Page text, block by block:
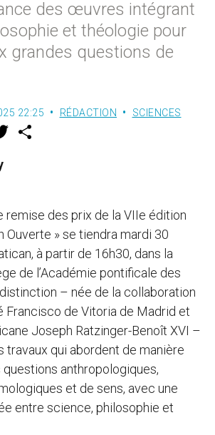
des œuvres intégrant
et théologie pour
grandes questions de
22:25 RÉDACTION SCIENCES
w
remise des prix de la VIIe édition
Ouverte » se tiendra mardi 30
à partir de 16h30, dans la
de l’Académie pontificale des
– née de la collaboration
Francisco de Vitoria de Madrid et
Joseph Ratzinger-Benoît XVI –
travaux qui abordent de manière
anthropologiques,
et de sens, avec une
entre science, philosophie et